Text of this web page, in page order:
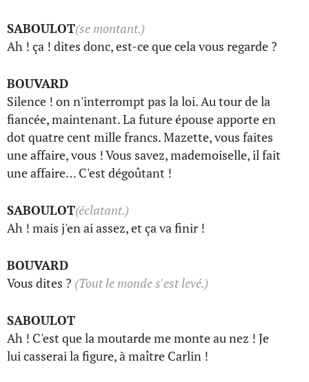
SABOULOT(se montant.)
Ah ! ça ! dites donc, est-ce que cela vous regarde ?
BOUVARD
Silence ! on n'interrompt pas la loi. Au tour de la
fiancée, maintenant. La future épouse apporte en
dot quatre cent mille francs. Mazette, vous faites
une affaire, vous ! Vous savez, mademoiselle, il fait
une affaire… C'est dégoûtant !
SABOULOT(éclatant.)
Ah ! mais j'en ai assez, et ça va finir !
BOUVARD
Vous dites ? (Tout le monde s'est levé.)
SABOULOT
Ah ! C'est que la moutarde me monte au nez ! Je
lui casserai la figure, à maître Carlin !